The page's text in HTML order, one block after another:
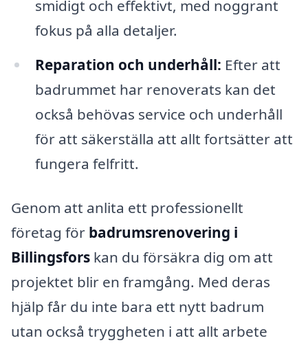
smidigt och effektivt, med noggrant
fokus på alla detaljer.
Reparation och underhåll: Efter att
badrummet har renoverats kan det
också behövas service och underhåll
för att säkerställa att allt fortsätter att
fungera felfritt.
Genom att anlita ett professionellt
företag för badrumsrenovering i
Billingsfors kan du försäkra dig om att
projektet blir en framgång. Med deras
hjälp får du inte bara ett nytt badrum
utan också tryggheten i att allt arbete